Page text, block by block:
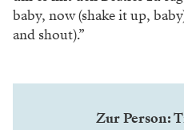
baby, now (shake it up,
and shout).”
Zur Person: